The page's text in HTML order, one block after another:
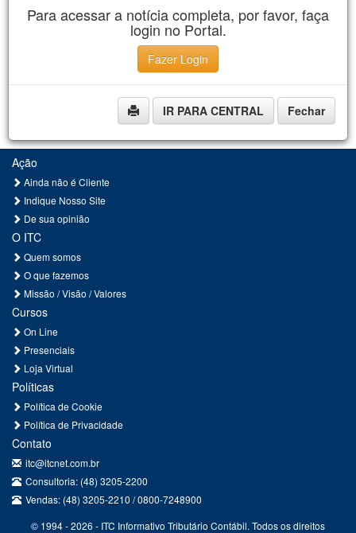
Para acessar a notícia completa, por favor, faça
login no Portal.
Fazer Login
IR PARA CENTRAL Fechar
Ação
Ainda não é Cliente
Indique Nosso Site
De sua opinião
O ITC
Quem somos
O que fazemos
Missão / Visão / Valores
Cursos
On Line
Presenciais
Loja Virtual
Políticas
Política de Cookie
Política de Privacidade
Contato
itc@itcnet.com.br
Consultoria: (48) 3205-2200
Vendas: (48) 3205-2210 / 0800-7248900
© 1994 - 2026 - ITC Informativo Tributário Contábil. Todos os direitos